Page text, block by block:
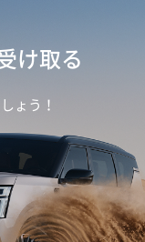
け取る
ょう！